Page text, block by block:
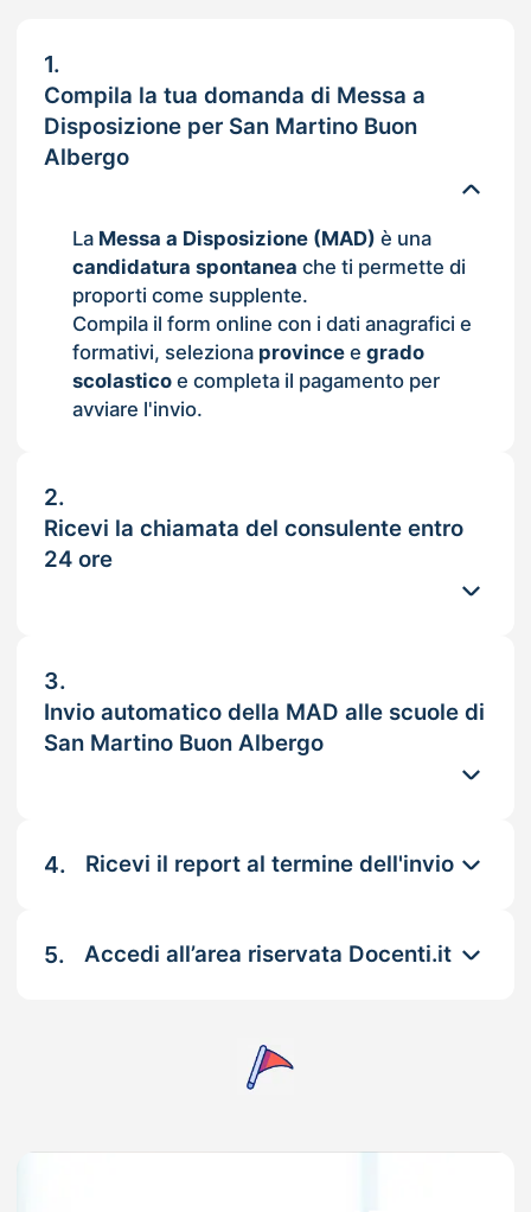
1.
Compila la tua domanda di Messa a
Disposizione per San Martino Buon
Albergo
La Messa a Disposizione (MAD) è una
candidatura spontanea che ti permette di
proporti come supplente.
Compila il form online con i dati anagrafici e
formativi, seleziona provincee grado
scolasticoe completa il pagamento per
avviare l'invio.
2.
Ricevi la chiamata del consulente entro
24 ore
3.
Invio automatico della MAD alle scuole di
San Martino Buon Albergo
4. Ricevi il report al termine dell'invio
5. Accedi all’area riservata Docenti.it